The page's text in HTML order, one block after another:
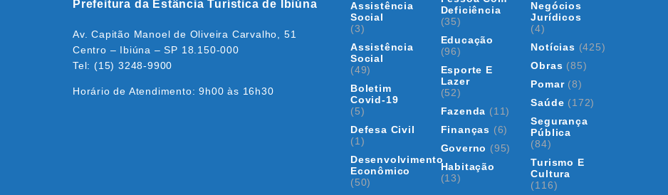
Prefeitura da Estância Turística de Ibiúna
Av. Capitão Manoel de Oliveira Carvalho, 51
Centro – Ibiúna – SP 18.150-000
Tel: (15) 3248-9900
Horário de Atendimento: 9h00 às 16h30
Assistência
Social
(3)
Assistência
Social
(49)
Boletim
Covid-19
(5)
Defesa Civil
(1)
Desenvolvimento
Econômico
(50)
Deficiência
(35)
Educação
(96)
Esporte E
Lazer
(52)
Fazenda (11)
Finanças (6)
Governo (95)
Habitação
(13)
Negócios
Jurídicos
(4)
Notícias (425)
Obras (85)
Pomar(8)
Saúde (172)
Segurança
Pública
(84)
Turismo E
Cultura
(116)